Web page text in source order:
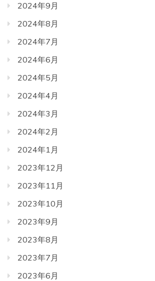
2024年9月
2024年8月
2024年7月
2024年6月
2024年5月
2024年4月
2024年3月
2024年2月
2024年1月
2023年12月
2023年11月
2023年10月
2023年9月
2023年8月
2023年7月
2023年6月